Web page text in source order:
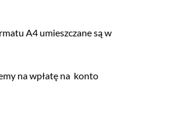
A4 umieszczane są w
na wpłatę na konto